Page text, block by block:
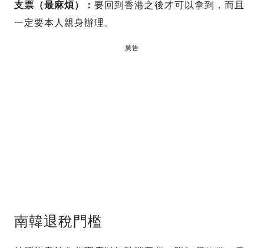
支票（最麻煩）： 要回到香港之後才可以拿到，而且
一定要本人親身辦理。
廣告
南韓退稅門檻